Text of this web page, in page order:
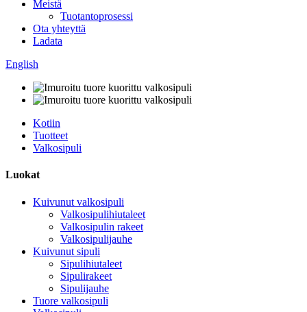
Meistä
Tuotantoprosessi
Ota yhteyttä
Ladata
English
Kotiin
Tuotteet
Valkosipuli
Luokat
Kuivunut valkosipuli
Valkosipulihiutaleet
Valkosipulin rakeet
Valkosipulijauhe
Kuivunut sipuli
Sipulihiutaleet
Sipulirakeet
Sipulijauhe
Tuore valkosipuli